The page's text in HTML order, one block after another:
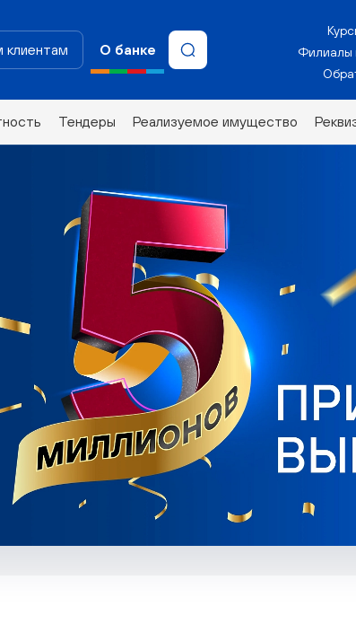
клиентам О банке
Тендеры Реализуемое имущество
Филиалы